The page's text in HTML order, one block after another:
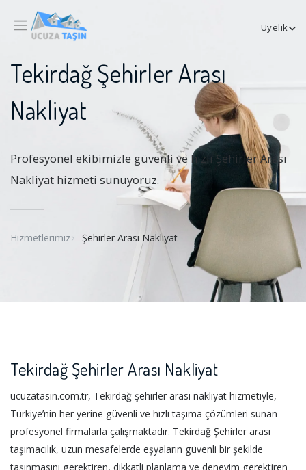
Üyelik
Tekirdağ Şehirler Arası
Nakliyat
Profesyonel ekibimizle güvenli ve hızlı Şehirler Arası
Nakliyat hizmeti sunuyoruz.
Hizmetlerimiz Şehirler Arası Nakliyat
Tekirdağ Şehirler Arası Nakliyat
ucuzatasin.com.tr, Tekirdağ şehirler arası nakliyat hizmetiyle,
Türkiye’nin her yerine güvenli ve hızlı taşıma çözümleri sunan
profesyonel firmalarla çalışmaktadır. Tekirdağ Şehirler arası
taşımacılık, uzun mesafelerde eşyaların güvenli bir şekilde
taşınmasını gerektiren, dikkatli planlama ve deneyim gerektiren